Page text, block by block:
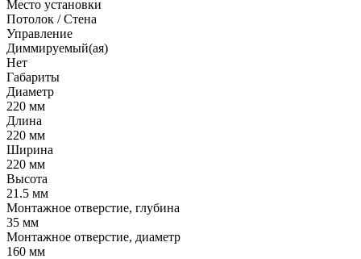
Место установки
Потолок / Cтена
Управление
Диммируемый(ая)
Нет
Габариты
Диаметр
220 мм
Длина
220 мм
Ширина
220 мм
Высота
21.5 мм
Монтажное отверстие, глубина
35 мм
Монтажное отверстие, диаметр
160 мм